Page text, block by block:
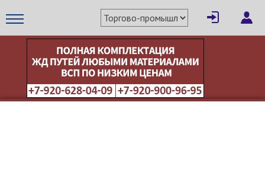
× Написать поставщику